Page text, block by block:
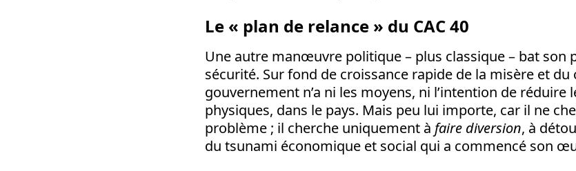
Le « plan de relance » du CAC 40
Une autre manœuvre politique – plus classique – bat son
sécurité. Sur fond de croissance rapide de la misère et du
gouvernement n’a ni les moyens, ni l’intention de réduire
physiques, dans le pays. Mais peu lui importe, car il ne
problème ; il cherche uniquement à faire diversion, à
du tsunami économique et social qui a commencé son